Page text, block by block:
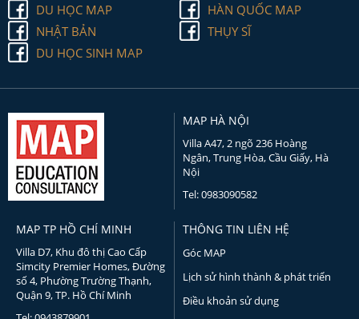
DU HỌC MAP
HÀN QUỐC MAP
NHẬT BẢN
THỤY SĨ
DU HỌC SINH MAP
MAP HÀ NỘI
Villa A47, 2 ngõ 236 Hoàng
Ngân, Trung Hòa, Cầu Giấy, Hà
Nội
Tel: 0983090582
MAP TP HỒ CHÍ MINH
Villa D7, Khu đô thị Cao Cấp
Simcity Premier Homes, Đường
số 4, Phường Trường Thạnh,
Quận 9, TP. Hồ Chí Minh
THÔNG TIN LIÊN HỆ
Góc MAP
Lịch sử hình thành & phát triển
Điều khoản sử dụng